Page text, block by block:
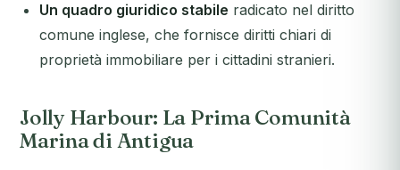
Un quadro giuridico stabile radicato nel diritto
comune inglese, che fornisce diritti chiari di
proprietà immobiliare per i cittadini stranieri.
Jolly Harbour: La Prima Comunità
Marina di Antigua